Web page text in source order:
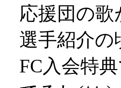
応援団の
選手紹介
FC入会特